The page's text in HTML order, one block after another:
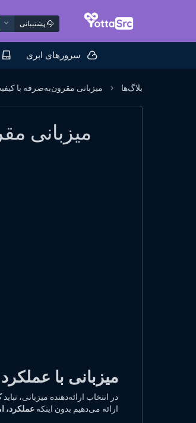
پشتیبانی
سرورهای ابری
بلاگ‌ها میزبانی مقرون‌به‌صرفه با
میزبانی
میزبانی با
در انتخاب ارائه‌دهنده میزبانی، نباید
ارائه می‌دهیم بدون اینکهعملکرد،